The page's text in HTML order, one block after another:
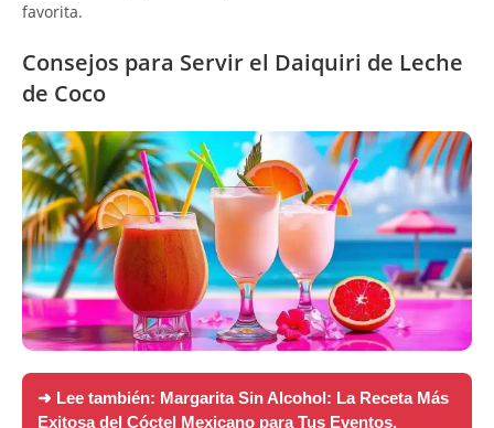
favorita.
Consejos para Servir el Daiquiri de Leche
de Coco
➜ Lee también: Margarita Sin Alcohol: La Receta Más
Exitosa del Cóctel Mexicano para Tus Eventos.